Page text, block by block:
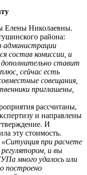
Елены Николаевны.
района:
администрации
состав комиссии, и
ставит
сейчас есть
совещания,
приглашены,
рассчитаны,
и направлены
И
эту стоимость.
«Ситуация при расчете
и вы
много удалось или
построено